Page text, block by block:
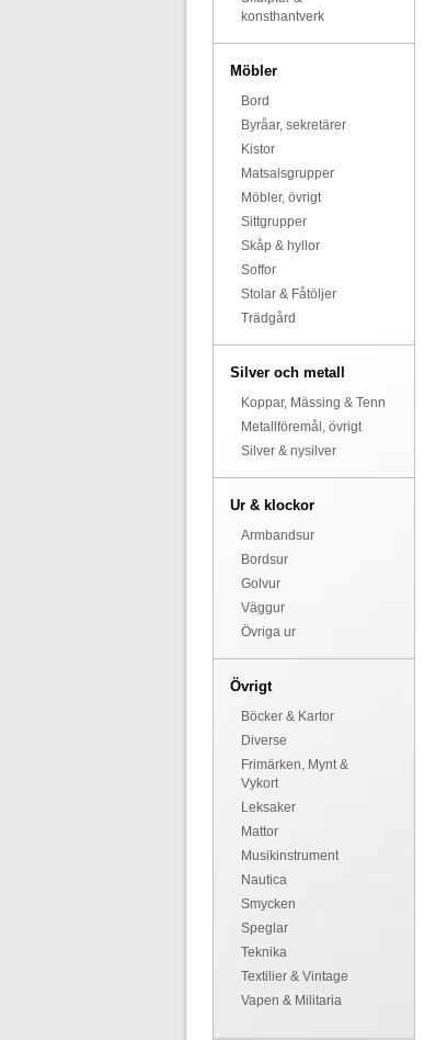
konsthantverk
Möbler
Bord
Byråar, sekretärer
Kistor
Matsalsgrupper
Möbler, övrigt
Sittgrupper
Skåp & hyllor
Soffor
Stolar & Fåtöljer
Trädgård
Silver och metall
Koppar, Mässing & Tenn
Metallföremål, övrigt
Silver & nysilver
Ur & klockor
Armbandsur
Bordsur
Golvur
Väggur
Övriga ur
Övrigt
Böcker & Kartor
Diverse
Frimärken, Mynt &
Vykort
Leksaker
Mattor
Musikinstrument
Nautica
Smycken
Speglar
Teknika
Textilier & Vintage
Vapen & Militaria